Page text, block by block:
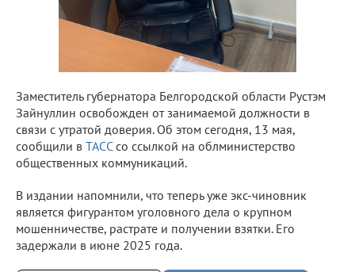
Заместитель губернатора Белгородской области Рустэм
Зайнуллин освобожден от занимаемой должности в
связи с утратой доверия. Об этом сегодня, 13 мая,
сообщили в ТАССсо ссылкой на облминистерство
общественных коммуникаций.
В издании напомнили, что теперь уже экс-чиновник
является фигурантом уголовного дела о крупном
мошенничестве, растрате и получении взятки. Его
задержали в июне 2025 года.